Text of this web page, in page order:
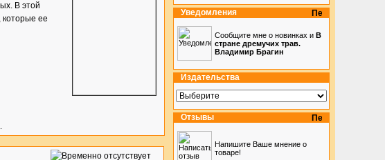
В этой
которые ее
Уведомления
Сообщите мне о новинках и В
стране дремучих трав.
Владимир Брагин
Издательства
Отзывы
Напишите Ваше мнение о
товаре!